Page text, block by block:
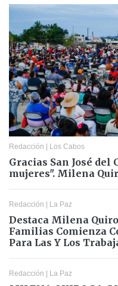
Redacción | Los Cabos
Gracias San José del
mujeres". Milena
Redacción | La Paz
Destaca Milena
Familias Comienza
Para Las Y Los
Redacción | La Paz